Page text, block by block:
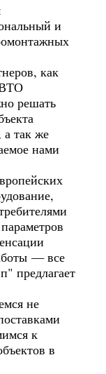
и
как
решать
а так же
нами
— все
предлагает
не
к
в